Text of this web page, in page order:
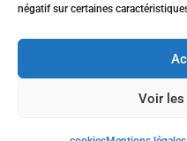
négatif sur certaines
Voir les